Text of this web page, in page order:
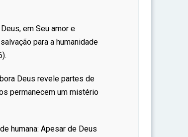
em Seu amor e
para a humanidade
Deus revele partes de
permanecem um mistério
humana: Apesar de Deus